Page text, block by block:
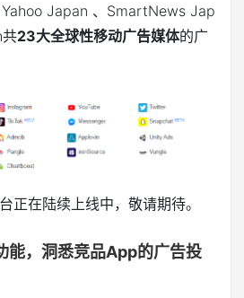
Japan 、SmartNews Jap
23大全球性移动广告媒体的广
正在陆续上线中，敬请期待。
能，洞悉竞品App的广告投